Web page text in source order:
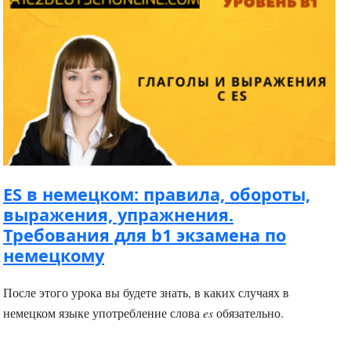
ES в немецком: правила, обороты,
выражения, упражнения.
Требования для b1 экзамена по
немецкому
После этого урока вы будете знать, в каких случаях в
немецком языке употребление словаesобязательно.